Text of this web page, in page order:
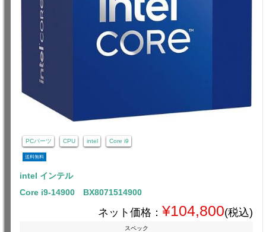
PCパーツ CPU intel Core i9
送料無料
intel インテル
Core i9-14900 BX8071514900
ネット価格： ¥104,800(税込)
スペック